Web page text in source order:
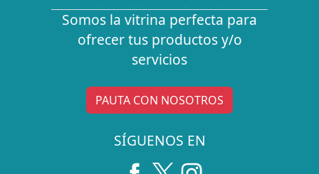
Somos la vitrina perfecta para
ofrecer tus productos y/o
servicios
PAUTA CON NOSOTROS
SÍGUENOS EN